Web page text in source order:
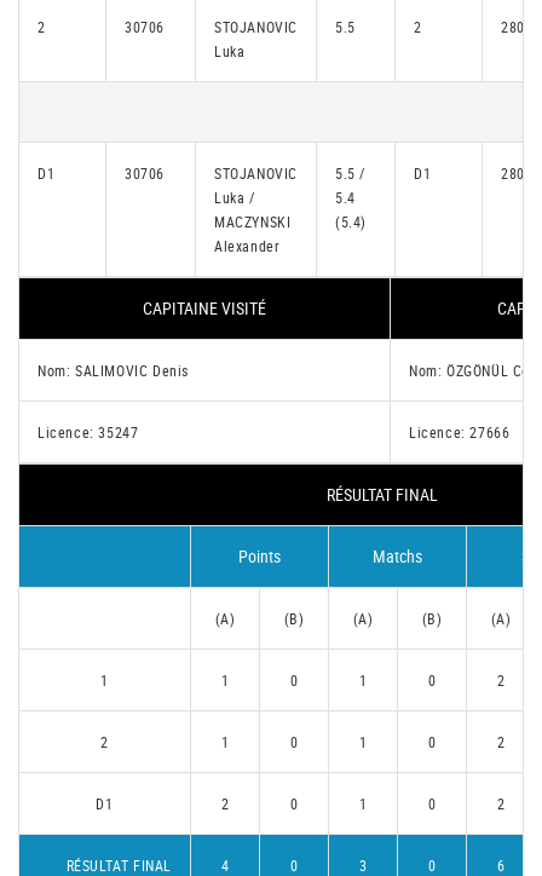
2 30706
STOJANOVIC
Luka
5.5 2 28025
D1 30706
STOJANOVIC
Luka /
MACZYNSKI
Alexander
5.5 /
5.4
(5.4)
D1 28025
CAPITAINE VISITÉ
Nom: SALIMOVIC Denis Nom: ÖZGÖNÜL Cem
Licence: 35247 Licence: 27666
RÉSULTAT FINAL
Points Matchs
(A) (B) (A) (B) (A)
1 1 0 1 0 2
2 1 0 1 0 2
D1 2 0 1 0 2
RÉSULTAT FINAL 4 0 3 0 6